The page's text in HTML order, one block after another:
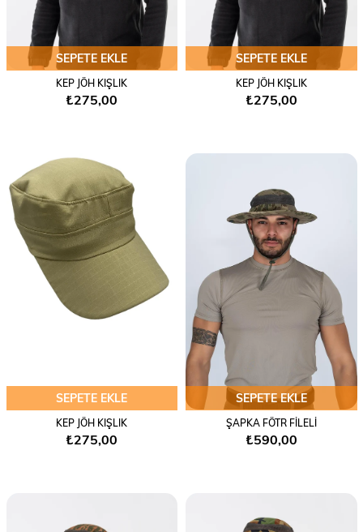
SEPETE EKLE
KEP JÖH KIŞLIK
₺275,00
SEPETE EKLE
KEP JÖH KIŞLIK
₺275,00
SEPETE EKLE
KEP JÖH KIŞLIK
₺275,00
SEPETE EKLE
ŞAPKA FÖTR FİLELİ
₺590,00